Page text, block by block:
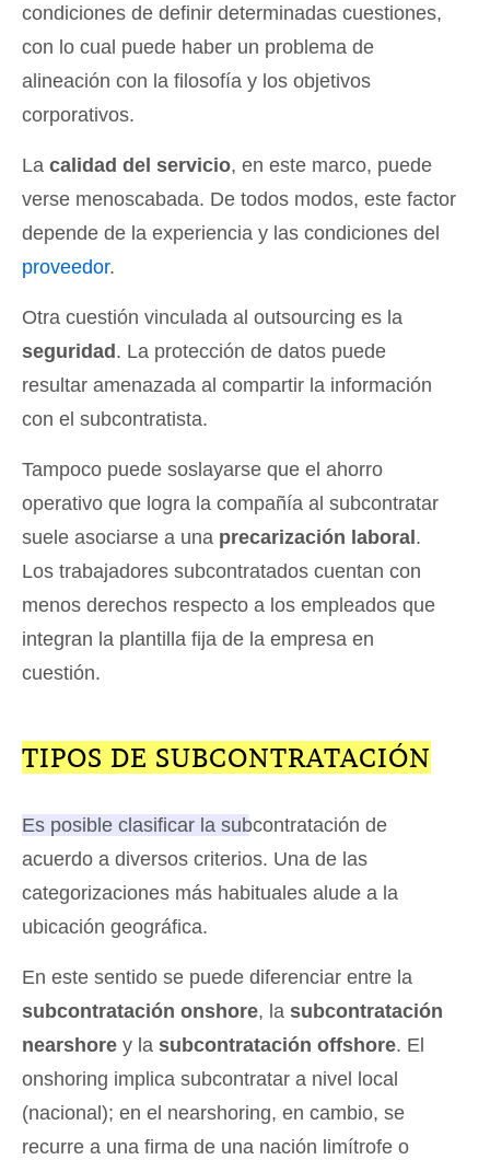
condiciones de definir determinadas cuestiones,
con lo cual puede haber un problema de
alineación con la filosofía y los objetivos
corporativos.
La calidad del servicio, en este marco, puede
verse menoscabada. De todos modos, este factor
depende de la experiencia y las condiciones del
proveedor.
Otra cuestión vinculada al outsourcing es la
seguridad. La protección de datos puede
resultar amenazada al compartir la información
con el subcontratista.
Tampoco puede soslayarse que el ahorro
operativo que logra la compañía al subcontratar
suele asociarse a una precarización laboral.
Los trabajadores subcontratados cuentan con
menos derechos respecto a los empleados que
integran la plantilla fija de la empresa en
cuestión.
TIPOS DE SUBCONTRATACIÓN
Es posible clasificar la subcontratación de
acuerdo a diversos criterios. Una de las
categorizaciones más habituales alude a la
ubicación geográfica.
En este sentido se puede diferenciar entre la
subcontratación onshore, la subcontratación
nearshore y la subcontratación offshore. El
onshoring implica subcontratar a nivel local
(nacional); en el nearshoring, en cambio, se
recurre a una firma de una nación limítrofe o